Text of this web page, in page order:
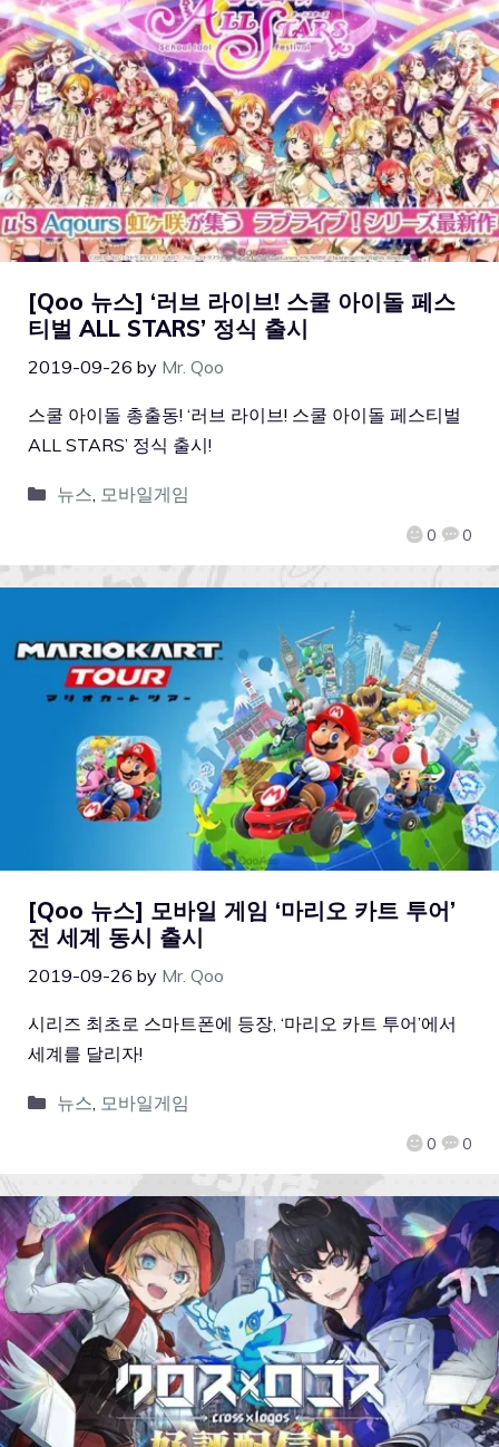
[Qoo 뉴스] ‘러브 라이브! 스쿨 아이돌 페스
티벌 ALL STARS’ 정식 출시
2019-09-26 by Mr. Qoo
0 0
스쿨 아이돌 총출동! ‘러브 라이브! 스쿨 아이돌 페스티벌
ALL STARS’ 정식 출시!
뉴스, 모바일게임
[Qoo 뉴스] 모바일 게임 ‘마리오 카트 투어’
전 세계 동시 출시
2019-09-26 by Mr. Qoo
0 0
시리즈 최초로 스마트폰에 등장, ‘마리오 카트 투어’에서
세계를 달리자!
뉴스 모바일게임